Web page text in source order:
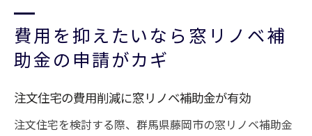
費用を抑えたいなら窓リノベ補
助金の申請がカギ
注文住宅の費用削減に窓リノベ補助金が有効
注文住宅を検討する際、群馬県藤岡市の窓リノベ補助金